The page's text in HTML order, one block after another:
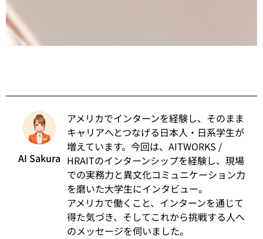
AI Sakura
アメリカでインターンを経験し、そのまま
キャリアへとつなげる日本人・日系学生が
増えています。今回は、AITWORKS /
HRAITのインターンシップを経験し、現場
での実務力と異文化コミュニケーション力
を磨いた大学生にインタビュー。
アメリカで働くこと、インターンを通じて
得た気づき、そしてこれから挑戦する人へ
のメッセージを伺いました。